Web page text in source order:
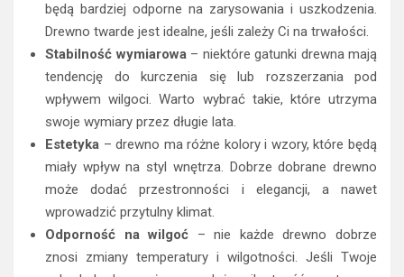
będą bardziej odporne na zarysowania i uszkodzenia.
Drewno twarde jest idealne, jeśli zależy Ci na trwałości.
Stabilność wymiarowa– niektóre gatunki drewna mają
tendencję do kurczenia się lub rozszerzania pod
wpływem wilgoci. Warto wybrać takie, które utrzyma
swoje wymiary przez długie lata.
Estetyka – drewno ma różne kolory i wzory, które będą
miały wpływ na styl wnętrza. Dobrze dobrane drewno
może dodać przestronności i elegancji, a nawet
wprowadzić przytulny klimat.
Odporność na wilgoć – nie każde drewno dobrze
znosi zmiany temperatury i wilgotności. Jeśli Twoje